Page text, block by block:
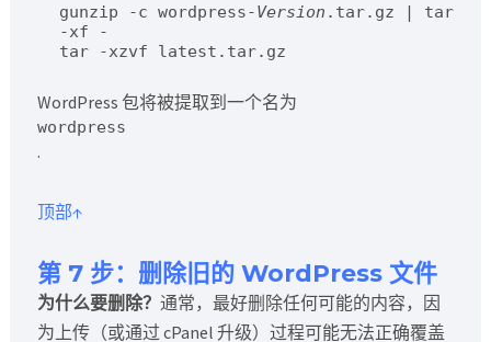
gunzip -c wordpress-Version .tar.gz | tar
-xf -
tar -xzvf latest.tar.gz
WordPress 包将被提取到一个名为
wordpress
.
顶部↑
第 7 步：删除旧的 WordPress 文件
为什么要删除？ 通常，最好删除任何可能的内容，因
为上传（或通过 cPanel 升级）过程可能无法正确覆盖